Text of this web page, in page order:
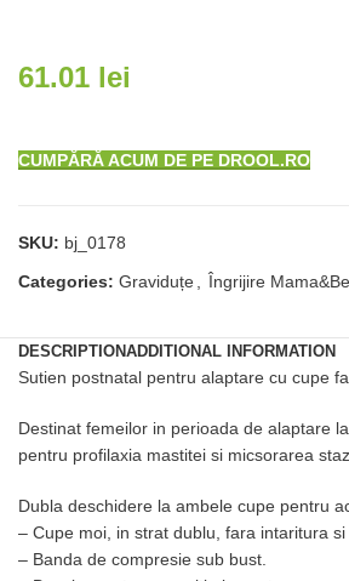
61.01 lei
CUMPĂRĂ ACUM DE PE DROOL.RO
SKU: bj_0178
Categories: Graviduțe, Îngrijire
DESCRIPTIONADDITIONAL INFORMATION
Sutien postnatal pentru alaptare cu cupe
Destinat femeilor in perioada de alaptare
pentru profilaxia mastitei si micsorarea
Dubla deschidere la ambele cupe pentru
– Cupe moi, in strat dublu, fara intaritura
– Banda de compresie sub bust.